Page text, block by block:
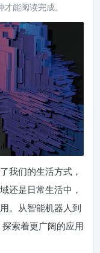
能阅读完成。
我们的生活方式，
还是日常生活中，
。从智能机器人到
索着更广阔的应用